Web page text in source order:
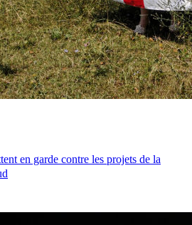
en garde contre les projets de la